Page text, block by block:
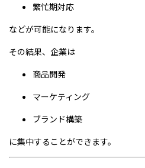
繁忙期対応
などが可能になります。
その結果、企業は
商品開発
マーケティング
ブランド構築
に集中することができます。